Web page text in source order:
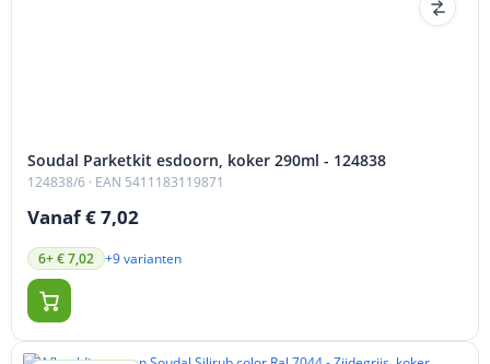
Soudal Parketkit esdoorn, koker 290ml - 124838
124838/6 · EAN 5411183119871
Vanaf € 7,02
6+ € 7,02 +9 varianten